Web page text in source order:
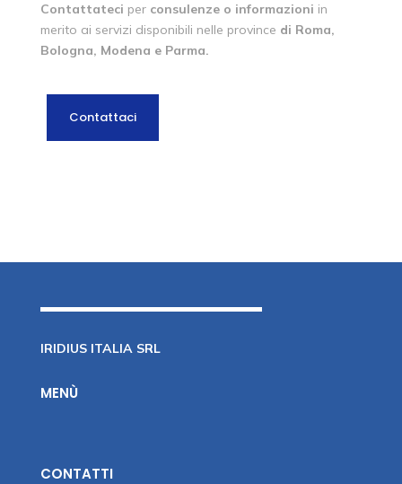
Contattateci perconsulenze o informazioni in
merito ai servizi disponibili nelle province di Roma,
Bologna, Modena e Parma.
Contattaci
IRIDIUS ITALIA SRL
MENÙ
CONTATTI